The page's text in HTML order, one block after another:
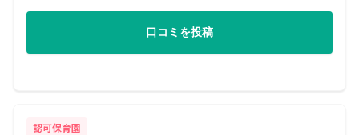
口コミを投稿
認可保育園